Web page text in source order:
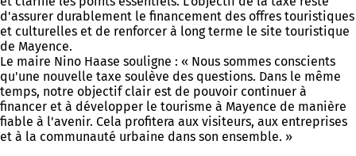
d'assurer durablement le financement des offres touristiques
et culturelles et de renforcer à long terme le site touristique
de Mayence.
Le maire Nino Haase souligne : « Nous sommes conscients
qu'une nouvelle taxe soulève des questions. Dans le même
temps, notre objectif clair est de pouvoir continuer à
financer et à développer le tourisme à Mayence de manière
fiable à l'avenir. Cela profitera aux visiteurs, aux entreprises
et à la communauté urbaine dans son ensemble. »